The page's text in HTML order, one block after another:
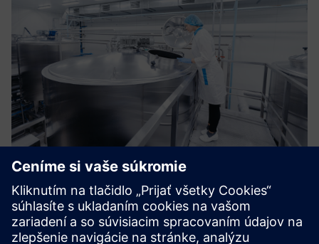
Process control and batch
Podporujeme našich zákazníkov pri plánovaní, inžinierstve,
uvedení do prevádzky, kvalifikácii a údržbe systémov
riadenia procesov SIEMENS a tiež implementujeme systémy